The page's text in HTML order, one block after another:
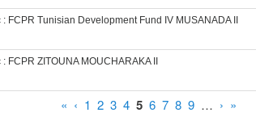
FCPR Tunisian Development Fund IV MUSANADA II
FCPR ZITOUNA MOUCHARAKA II
« ‹ 1 2 3 4 5 6 7 8 9 … › »